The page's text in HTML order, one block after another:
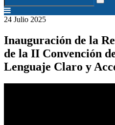
24 Julio 2025
Inauguración de la
de la II Convención
Lenguaje Claro y